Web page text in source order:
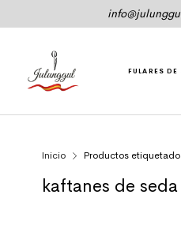
FULARES DE
Inicio Productos
kaftanes de seda